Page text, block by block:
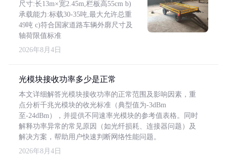
尺寸:长13m×宽2.45m,栏板高55cm b)
承载能力:标载30-35吨,最大允许总重
49吨 c)符合国家道路车辆外廓尺寸及
轴荷限值标准
2026年8月4日
光模块接收功率多少是正常
本文详细解答光模块接收功率的正常范围及影响因素，重
点分析千兆光模块的收光标准（典型值为-3dBm
至-24dBm），并提供不同速率光模块的参考值表格。同时
解释功率异常的常见原因（如光纤损耗、连接器问题）及
解决方案，帮助用户快速判断网络性能问题。
2026年8月4日